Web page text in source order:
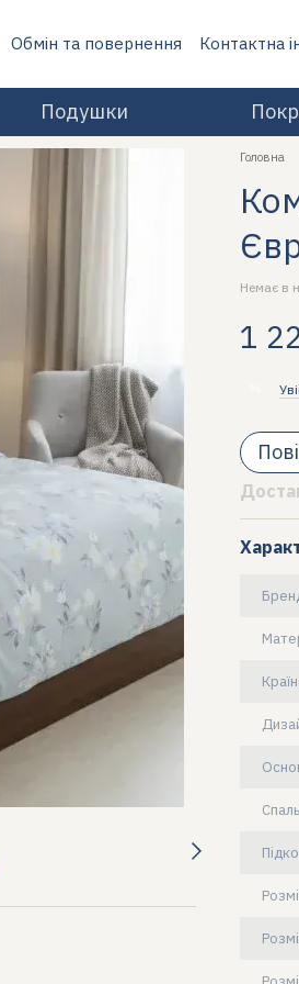
Обмін та повернення Контактна
Подушки
Головна
Немає в
1